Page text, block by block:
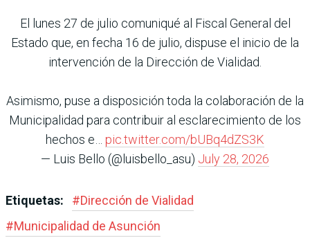
El lunes 27 de julio comuniqué al Fiscal General del
Estado que, en fecha 16 de julio, dispuse el inicio de la
intervención de la Dirección de Vialidad.
Asimismo, puse a disposición toda la colaboración de la
Municipalidad para contribuir al esclarecimiento de los
hechos e… pic.twitter.com/bUBq4dZS3K
— Luis Bello (@luisbello_asu) July 28, 2026
Etiquetas: #Dirección de Vialidad
#Municipalidad de Asunción